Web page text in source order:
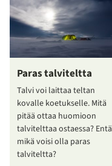
Paras talviteltta
Talvi voi laittaa teltan
kovalle koetukselle. Mitä
pitää ottaa huomioon
talvitelttaa ostaessa? Entä
mikä voisi olla paras
talviteltta?